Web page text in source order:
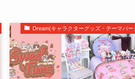
Dream(キャラクターグッズ・テーマパー